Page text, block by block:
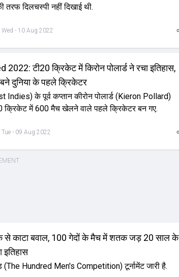
तरफ दिलचस्पी नहीं दिखाई थी.
Wed - 10 Aug 2022
टी20 क्रिकेट में किरोन पोलार्ड ने रचा इतिहास,
दुनिया के पहले क्रिकेटर
Indies) के पूर्व कप्तान कीरोन पोलार्ड (Kieron Pollard)
क्रिकेट में 600 मैच खेलने वाले पहले क्रिकेटर बन गए.
Tue - 09 Aug 2022
से काटा बवाल, 100 गेदों के मैच में शतक जड़ 20 साल के
Hundred Men's Competition) टूर्नामेंट जारी है.